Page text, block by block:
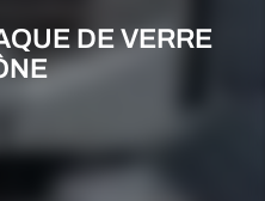
DE VERRE